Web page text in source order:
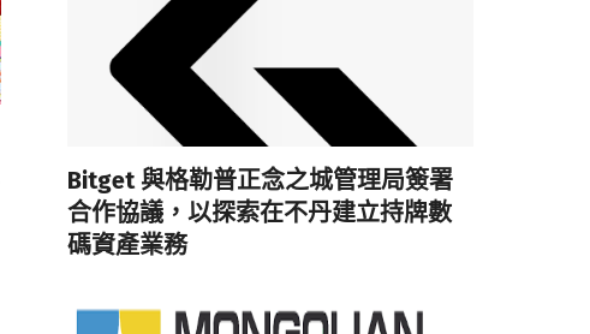
Bitget 與格勒普正念之城管理局簽署
合作協議，以探索在不丹建立持牌數
碼資產業務